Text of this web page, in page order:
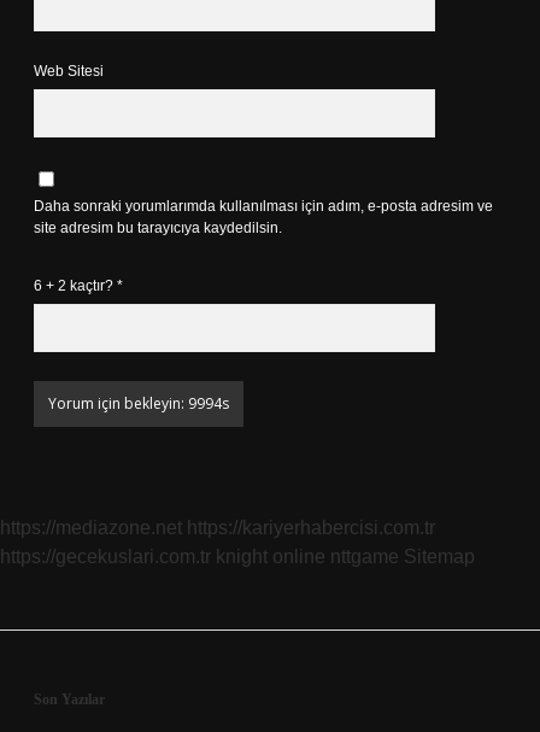
Web Sitesi
Daha sonraki yorumlarımda kullanılması için adım, e-posta adresim ve
site adresim bu tarayıcıya kaydedilsin.
6 + 2 kaçtır? *
https://mediazone.net https://kariyerhabercisi.com.tr
https://gecekuslari.com.tr knight online nttgame Sitemap
Sidebar
Son Yazılar